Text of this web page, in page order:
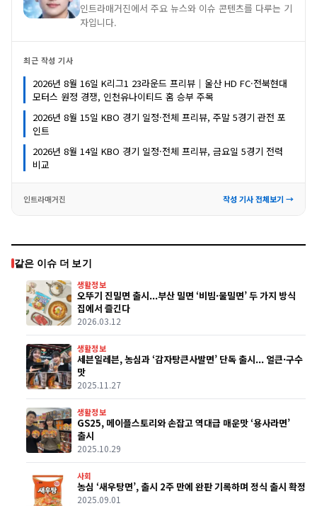
인트라매거진에서 주요 뉴스와 이슈 콘텐츠를 다루는 기
자입니다.
최근 작성 기사
2026년 8월 16일 K리그1 23라운드 프리뷰｜울산 HD FC·전북현대
모터스 원정 경쟁, 인천유나이티드 홈 승부 주목
2026년 8월 15일 KBO 경기 일정·전체 프리뷰, 주말 5경기 관전 포
인트
2026년 8월 14일 KBO 경기 일정·전체 프리뷰, 금요일 5경기 전력
비교
인트라매거진 작성 기사 전체보기 →
같은 이슈 더 보기
생활정보
오뚜기 진밀면 출시...부산 밀면 ‘비빔·물밀면’ 두 가지 방식
집에서 즐긴다
2026.03.12
생활정보
세븐일레븐, 농심과 ‘감자탕큰사발면’ 단독 출시... 얼큰·구수
맛
2025.11.27
생활정보
GS25, 메이플스토리와 손잡고 역대급 매운맛 ‘용사라면’
출시
2025.10.29
사회
농심 ‘새우탕면’, 출시 2주 만에 완판 기록하며 정식 출시 확정
2025.09.01